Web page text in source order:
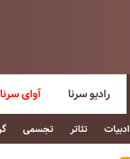
ادبیات تئاتر تجسمی
رادیو سرنا آوای سرنا